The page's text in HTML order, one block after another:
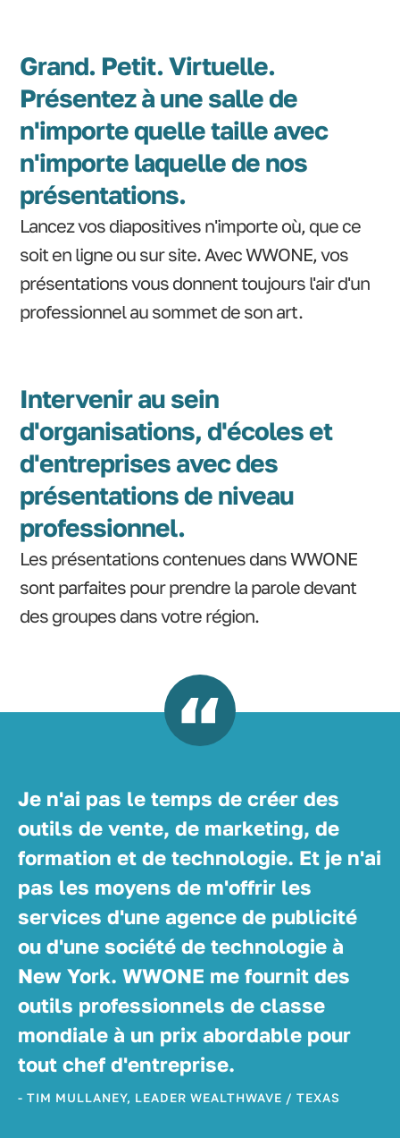
Grand. Petit. Virtuelle.
Présentez à une salle de
n'importe quelle taille avec
n'importe laquelle de nos
présentations.
Lancez vos diapositives n'importe où, que ce
soit en ligne ou sur site. Avec WWONE, vos
présentations vous donnent toujours l'air d'un
professionnel au sommet de son art.
Intervenir au sein
d'organisations, d'écoles et
d'entreprises avec des
présentations de niveau
professionnel.
Les présentations contenues dans WWONE
sont parfaites pour prendre la parole devant
des groupes dans votre région.
Je n'ai pas le temps de créer des
outils de vente, de marketing, de
formation et de technologie. Et je n'ai
pas les moyens de m'offrir les
services d'une agence de publicité
ou d'une société de technologie à
New York. WWONE me fournit des
outils professionnels de classe
mondiale à un prix abordable pour
tout chef d'entreprise.
- TIM MULLANEY, LEADER WEALTHWAVE / TEXAS